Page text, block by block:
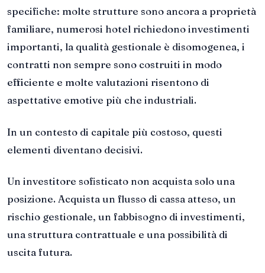
specifiche: molte strutture sono ancora a proprietà
familiare, numerosi hotel richiedono investimenti
importanti, la qualità gestionale è disomogenea, i
contratti non sempre sono costruiti in modo
efficiente e molte valutazioni risentono di
aspettative emotive più che industriali.
In un contesto di capitale più costoso, questi
elementi diventano decisivi.
Un investitore sofisticato non acquista solo una
posizione. Acquista un flusso di cassa atteso, un
rischio gestionale, un fabbisogno di investimenti,
una struttura contrattuale e una possibilità di
uscita futura.